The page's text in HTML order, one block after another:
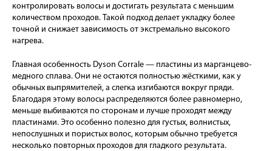
контролировать волосы и достигать результата с меньшим
количеством проходов. Такой подход делает укладку более
точной и снижает зависимость от экстремально высокого
нагрева.
Главная особенность Dyson Corrale — пластины из марганцево-
медного сплава. Они не остаются полностью жёсткими, как у
обычных выпрямителей, а слегка изгибаются вокруг пряди.
Благодаря этому волосы распределяются более равномерно,
меньше выбиваются по сторонам и лучше проходят между
пластинами. Это особенно полезно для густых, волнистых,
непослушных и пористых волос, которым обычно требуется
несколько повторных проходов для гладкого результата.